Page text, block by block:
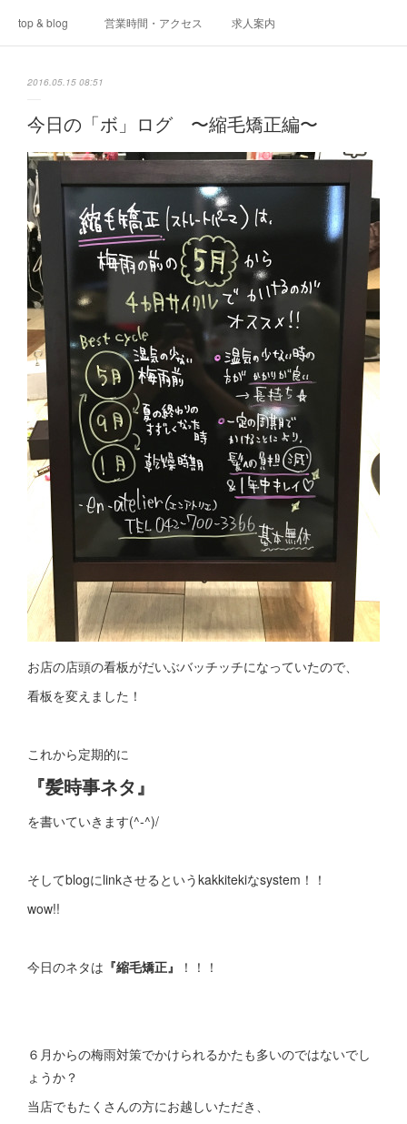
top & blog 営業時間・アクセス 求人案内
2016.05.15 08:51
今日の「ボ」ログ 〜縮毛矯正編〜
お店の店頭の看板がだいぶバッチッチになっていたので、
看板を変えました！
これから定期的に
『髪時事ネタ』
を書いていきます(^-^)/
そしてblogにlinkさせるというkakkitekiなsystem！！
wow!!
今日のネタは 『縮毛矯正』 ！！！
６月からの梅雨対策でかけられるかたも多いのではないでし
ょうか？
当店でもたくさんの方にお越しいただき、